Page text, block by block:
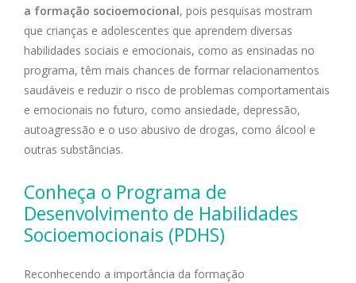
a formação socioemocional, pois pesquisas mostram
que crianças e adolescentes que aprendem diversas
habilidades sociais e emocionais, como as ensinadas no
programa, têm mais chances de formar relacionamentos
saudáveis e reduzir o risco de problemas comportamentais
e emocionais no futuro, como ansiedade, depressão,
autoagressão e o uso abusivo de drogas, como álcool e
outras substâncias.
Conheça o Programa de
Desenvolvimento de Habilidades
Socioemocionais (PDHS)
Reconhecendo a importância da formação